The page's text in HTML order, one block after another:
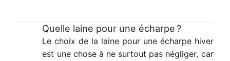
Quelle laine pour une écharpe ?
Le choix de la laine pour une écharpe hiver
est une chose à ne surtout pas négliger, car